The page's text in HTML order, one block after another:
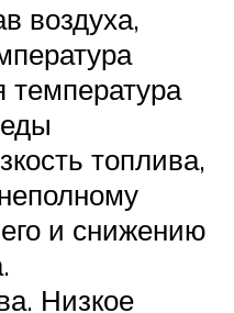
воздуха,
температура
топлива,
и снижению
Низкое